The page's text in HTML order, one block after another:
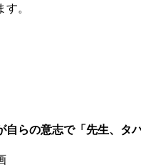
。
らの意志で「先生、